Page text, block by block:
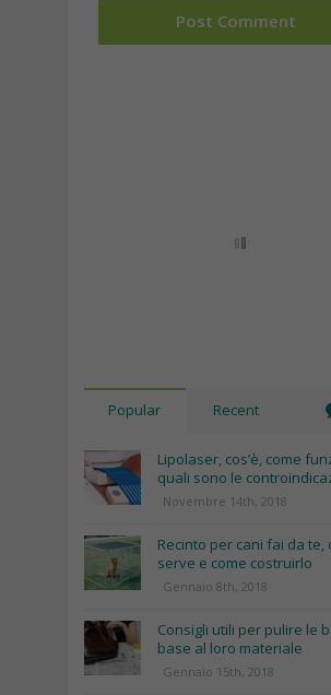
Popular Recent
Lipolaser, cos’è, come
quali sono le
Novembre 14th, 2018
Recinto per cani fai da te,
serve e come costruirlo
Gennaio 8th, 2018
Consigli utili per pulire le
base al loro materiale
Gennaio 15th, 2018